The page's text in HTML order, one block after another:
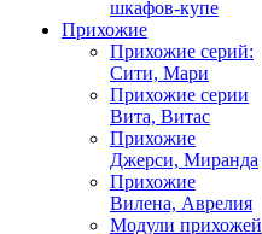
шкафов-купе
Прихожие
Прихожие серий:
Сити, Мари
Прихожие серии
Вита, Витас
Прихожие
Джерси, Миранда
Прихожие
Вилена, Аврелия
Модули прихожей